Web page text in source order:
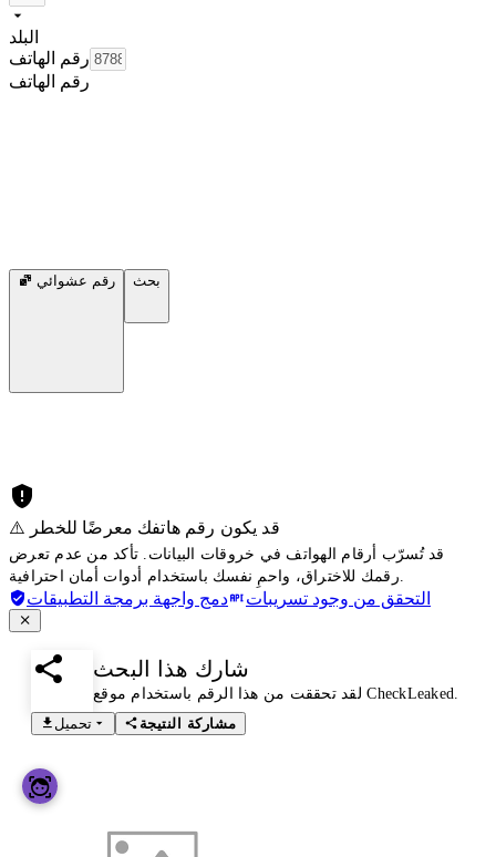
البلد
رقم الهاتف
رقم الهاتف
رقم عشوائي بحث
⚠️ قد يكون رقم هاتفك معرضًا للخطر
قد تُسرّب أرقام الهواتف في خروقات البيانات. تأكد من عدم تعرض
التحقق من وجود تسريبات دمج واجهة برمجة التطبيقات
شارك هذا البحث
لقد تحققت من هذا الرقم باستخدام موقع CheckLeaked.
تحميل
مشاركة النتيجة